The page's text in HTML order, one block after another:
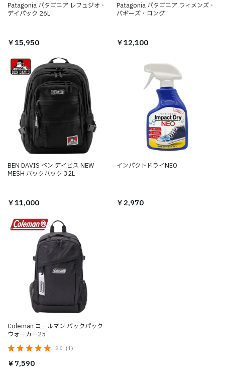
Patagonia パタゴニア レフュジオ・
デイパック 26L
￥15,950
Patagonia パタゴニア ウィメンズ・
バギーズ・ロング
￥12,100
BEN DAVIS ベン デイビス NEW
MESH バックパック 32L
￥11,000
インパクトドライNEO
￥2,970
Coleman コールマン バックパック
ウォーカー25
5.0 （1）
￥7,590